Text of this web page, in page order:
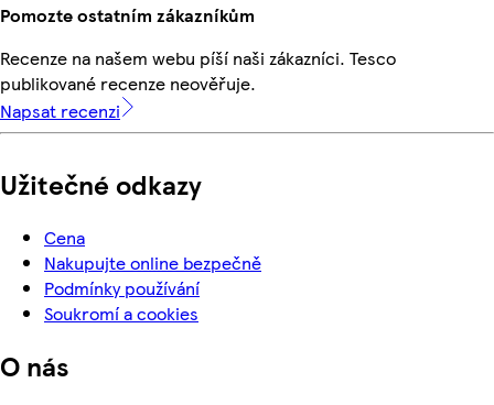
Pomozte ostatním zákazníkům
Recenze na našem webu píší naši zákazníci. Tesco
publikované recenze neověřuje.
Napsat recenzi
Užitečné odkazy
Cena
Nakupujte online bezpečně
Podmínky používání
Soukromí a cookies
O nás